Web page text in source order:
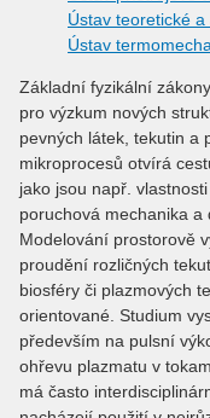
Ústav teoretické
Ústav
Základní fyzikální
pro výzkum nových
pevných látek, tekutin a
mikroprocesů otvírá
jako jsou např.
poruchová mechanika a
Modelování prostorově
proudění rozličných
biosféry či plazmových
orientované. Studium
především na pulsní
ohřevu plazmatu v
má často